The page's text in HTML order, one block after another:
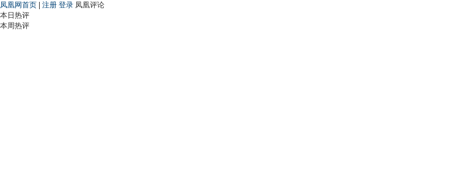
凤凰网首页 注册 登录 凤凰评论
本日热评
本周热评